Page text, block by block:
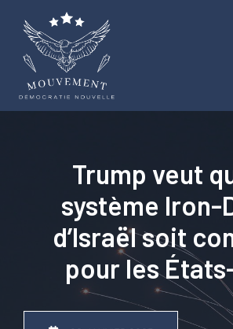
contenu
Trump veut
système Iron-
d’Israël soit
pour les